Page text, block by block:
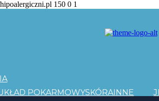
150 0 1
POKARMOWYSKÓRAINNE